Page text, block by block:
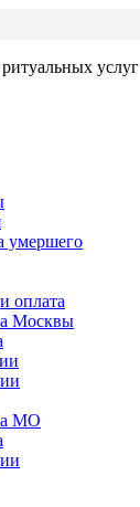
услуг
умершего
оплата
Москвы
МО